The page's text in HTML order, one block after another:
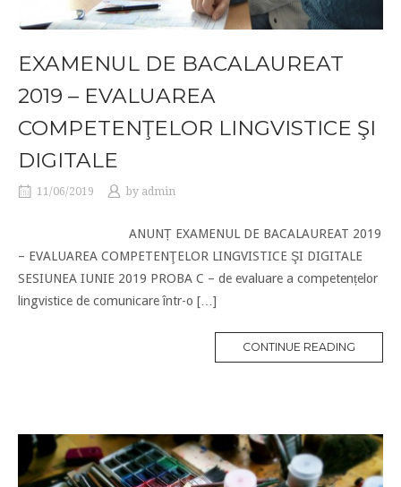
EXAMENUL DE BACALAUREAT
2019 – EVALUAREA
COMPETENŢELOR LINGVISTICE ŞI
DIGITALE
11/06/2019 by admin
ANUNȚ EXAMENUL DE BACALAUREAT 2019
– EVALUAREA COMPETENŢELOR LINGVISTICE ŞI DIGITALE
SESIUNEA IUNIE 2019 PROBA C – de evaluare a competențelor
lingvistice de comunicare într-o […]
CONTINUE READING